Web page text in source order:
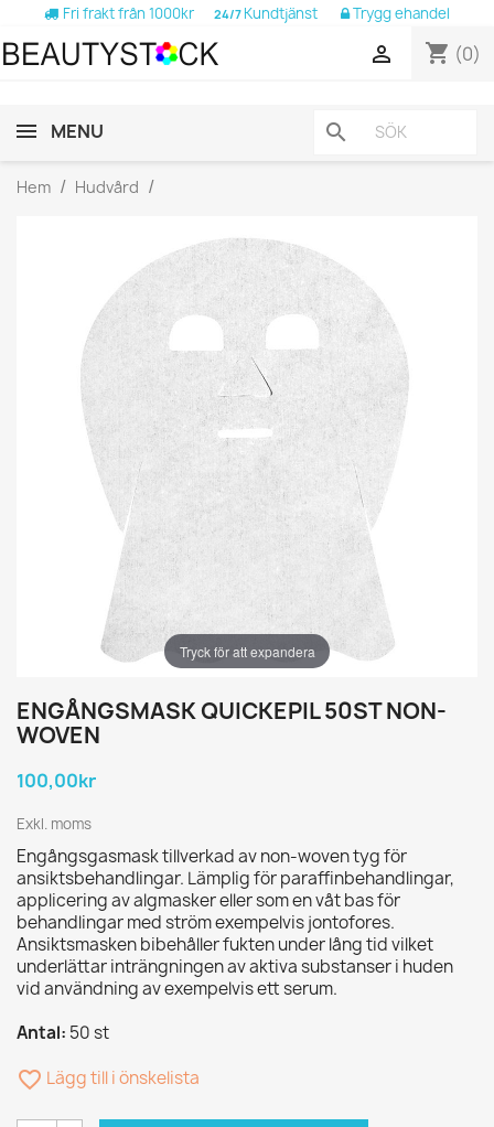
Fri frakt från 1000kr 24/7 Kundtjänst Trygg ehandel
shopping_cart (0)

MENU search
Hem Hudvård
Tryck för att expandera
ENGÅNGSMASK QUICKEPIL 50ST NON-
WOVEN
100,00kr
Exkl. moms
Engångsgasmask tillverkad av non-woven tyg för
ansiktsbehandlingar. Lämplig för paraffinbehandlingar,
applicering av algmasker eller som en våt bas för
behandlingar med ström exempelvis jontofores.
Ansiktsmasken bibehåller fukten under lång tid vilket
underlättar inträngningen av aktiva substanser i huden
vid användning av exempelvis ett serum.
Antal: 50 st
favorite_border Lägg till i önskelista